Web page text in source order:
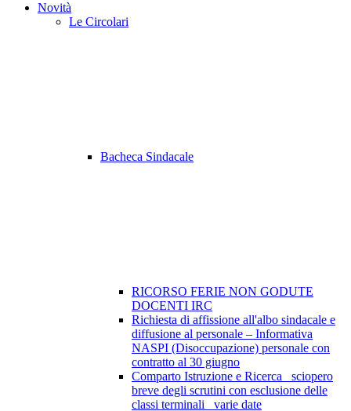
Novità
Le Circolari
Bacheca Sindacale
RICORSO FERIE NON GODUTE
DOCENTI IRC
Richiesta di affissione all'albo sindacale e
diffusione al personale – Informativa
NASPI (Disoccupazione) personale con
contratto al 30 giugno
Comparto Istruzione e Ricerca_ sciopero
breve degli scrutini con esclusione delle
classi terminali_ varie date